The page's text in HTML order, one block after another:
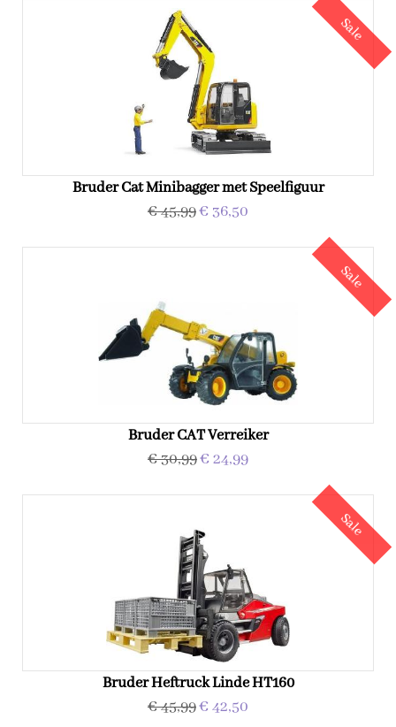
Sale
Bruder Cat Minibagger met Speelfiguur
€ 45,99€ 36,50
Sale
Bruder CAT Verreiker
€ 30,99€ 24,99
Sale
Bruder Heftruck Linde HT160
€ 45,99€ 42,50